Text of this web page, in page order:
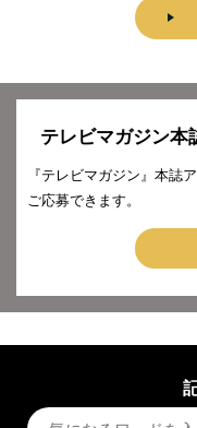
テレビマガジン本
『テレビマガジン』本誌
ご応募できます。